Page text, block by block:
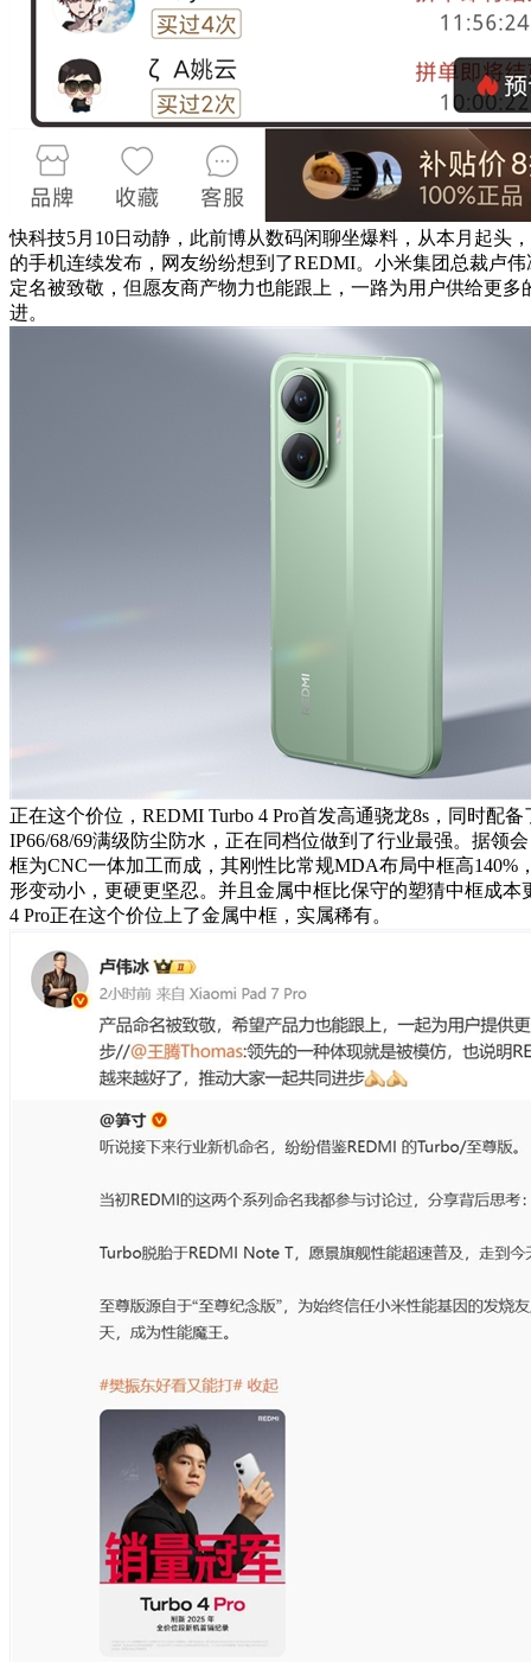
快科技5月10日动静，此前博从数码闲聊坐爆料，从本月起头
的手机连续发布，网友纷纷想到了REDMI。小米集团总裁卢
定名被致敬，但愿友商产物力也能跟上，一路为用户供给更多
进。
正在这个价位，REDMI Turbo 4 Pro首发高通骁龙8s，同时配
IP66/68/69满级防尘防水，正在同档位做到了行业最强。据领
框为CNC一体加工而成，其刚性比常规MDA布局中框高140%
形变动小，更硬更坚忍。并且金属中框比保守的塑猜中框成本
4 Pro正在这个价位上了金属中框，实属稀有。